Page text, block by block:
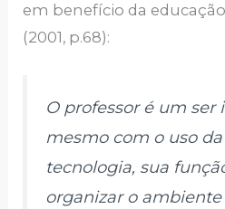
em benefício da
(2001, p.68):
O professor é um ser
mesmo com o uso
tecnologia, sua
organizar o ambiente